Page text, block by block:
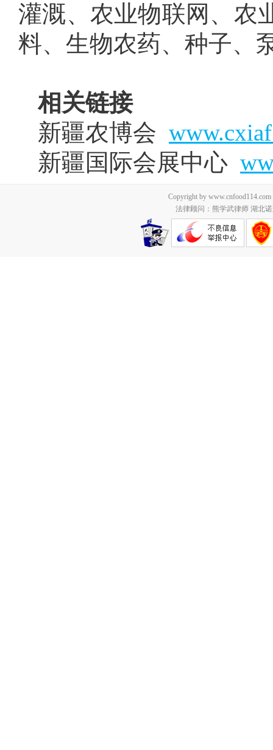
灌溉、农业物联网、农
料、生物农药、种子、
相关链接
新疆农博会
新疆国际会展中心
Copyright by
法律顾问：熊学武律师 湖北